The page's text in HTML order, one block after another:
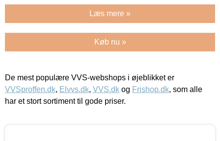
Læs mere »
Køb nu »
De mest populære VVS-webshops i øjeblikket er
VVSproffen.dk, Elvvs.dk, VVS.dk og Frishop.dk, som alle
har et stort sortiment til gode priser.